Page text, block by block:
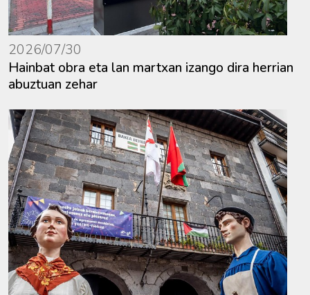
2026/07/30
Hainbat obra eta lan martxan izango dira herrian
abuztuan zehar